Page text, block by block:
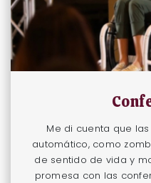
Me di cuenta que
automático, como
de sentido de vida y
promesa con las